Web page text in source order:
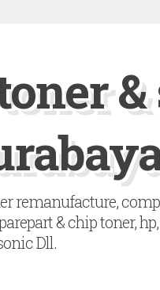
remanufacture,
& chip toner,
Dll.